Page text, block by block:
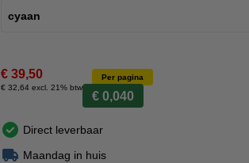
cyaan
€ 39,50
€ 32,64 excl. 21% btw
Per pagina
€ 0,040
Direct leverbaar
Maandag in huis